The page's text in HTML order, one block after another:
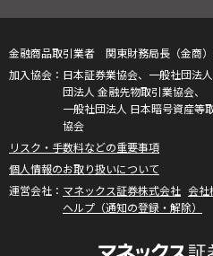
金融商品取引業者 関東財務局長（金商
日本証券業協会、一般社団法
団法人 金融先物取引業協会、
一般社団法人 日本暗号資産等
協会
リスク・手数料などの重要事項
個人情報のお取り扱いについて
マネックス証券株式会社 会社
ヘルプ（通知の登録・解除）